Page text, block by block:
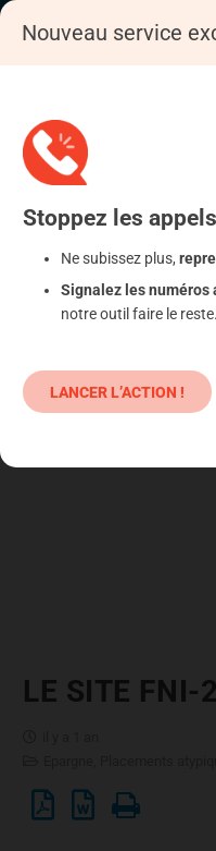
LE SITE FNI-
Nouveau service
Stoppez les appels
Ne subissez plus,
Signalez les numéros
notre outil faire le reste.
LANCER L’ACTION !